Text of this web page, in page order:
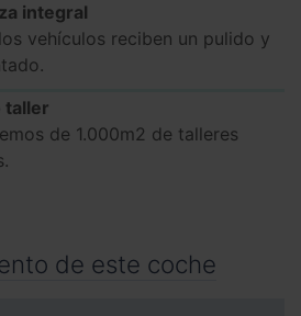
integral
vehículos reciben un pulido y
taller
de 1.000m2 de talleres
de este coche